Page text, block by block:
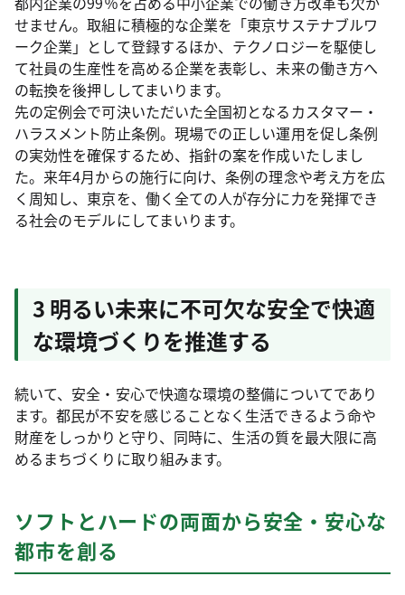
せません。取組に積極的な企業を「東京サステナブルワ
ーク企業」として登録するほか、テクノロジーを駆使し
て社員の生産性を高める企業を表彰し、未来の働き方へ
の転換を後押ししてまいります。
先の定例会で可決いただいた全国初となるカスタマー・
ハラスメント防止条例。現場での正しい運用を促し条例
の実効性を確保するため、指針の案を作成いたしまし
た。来年4月からの施行に向け、条例の理念や考え方を広
く周知し、東京を、働く全ての人が存分に力を発揮でき
る社会のモデルにしてまいります。
3 明るい未来に不可欠な安全で快適
な環境づくりを推進する
続いて、安全・安心で快適な環境の整備についてであり
ます。都民が不安を感じることなく生活できるよう命や
財産をしっかりと守り、同時に、生活の質を最大限に高
めるまちづくりに取り組みます。
ソフトとハードの両面から安全・安心な
都市を創る